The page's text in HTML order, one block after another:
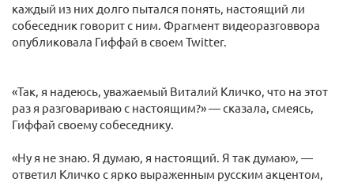
каждый из них долго пытался понять, настоящий ли
собеседник говорит с ним. Фрагмент видеоразговвора
опубликовала Гиффай в своем Twitter.
«Так, я надеюсь, уважаемый Виталий Кличко, что на этот
раз я разговариваю с настоящим?» — сказала, смеясь,
Гиффай своему собеседнику.
«Ну я не знаю. Я думаю, я настоящий. Я так думаю», —
ответил Кличко с ярко выраженным русским акцентом,